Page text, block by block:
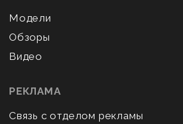
Модели
Обзоры
Видео
РЕКЛАМА
Связь с отделом рекламы